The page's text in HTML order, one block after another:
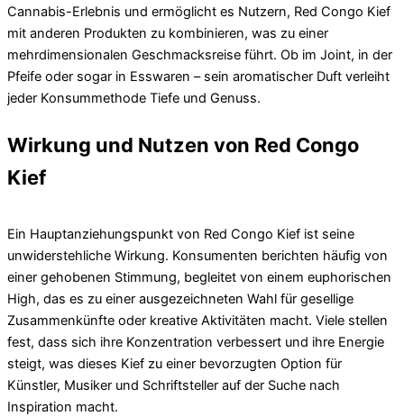
Cannabis-Erlebnis und ermöglicht es Nutzern, Red Congo Kief
mit anderen Produkten zu kombinieren, was zu einer
mehrdimensionalen Geschmacksreise führt. Ob im Joint, in der
Pfeife oder sogar in Esswaren – sein aromatischer Duft verleiht
jeder Konsummethode Tiefe und Genuss.
Wirkung und Nutzen von Red Congo
Kief
Ein Hauptanziehungspunkt von Red Congo Kief ist seine
unwiderstehliche Wirkung. Konsumenten berichten häufig von
einer gehobenen Stimmung, begleitet von einem euphorischen
High, das es zu einer ausgezeichneten Wahl für gesellige
Zusammenkünfte oder kreative Aktivitäten macht. Viele stellen
fest, dass sich ihre Konzentration verbessert und ihre Energie
steigt, was dieses Kief zu einer bevorzugten Option für
Künstler, Musiker und Schriftsteller auf der Suche nach
Inspiration macht.